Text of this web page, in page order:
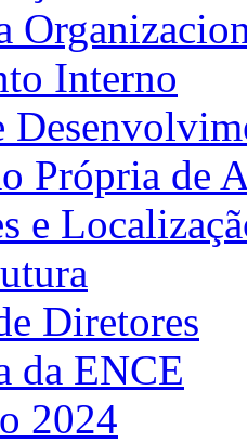
Interno
Própria de
e
Diretores
da ENCE
2024